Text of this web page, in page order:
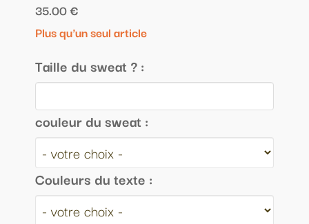
35.00 €
Plus qu'un seul article
Taille du sweat ? :
couleur du sweat :
Couleurs du texte :